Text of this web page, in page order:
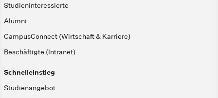
Studieninteressierte
Alumni
CampusConnect (Wirtschaft & Karriere)
Beschäftigte (Intranet)
Schnelleinstieg
Studienangebot